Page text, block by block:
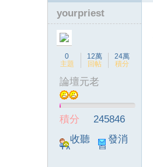
yourpriest
0
主題
12萬
回帖
24萬
積分
論壇元老
積分
245846
收聽
TA
發消
息